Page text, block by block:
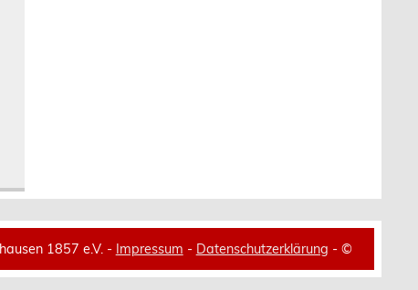
1857 e.V. - Impressum - Datenschutzerklärung - ©